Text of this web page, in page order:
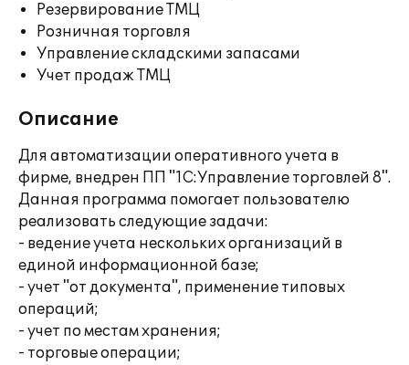
Резервирование ТМЦ
Розничная торговля
Управление складскими запасами
Учет продаж ТМЦ
Описание
Для автоматизации оперативного учета в
фирме, внедрен ПП "1С:Управление торговлей 8".
Данная программа помогает пользователю
реализовать следующие задачи:
- ведение учета нескольких организаций в
единой информационной базе;
- учет "от документа", применение типовых
операций;
- учет по местам хранения;
- торговые операции;